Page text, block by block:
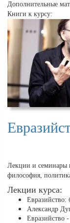
Дополнительные
Книги к курсу:
Лекции и семинары
философия,
Лекции курса:
Евразийство:
Александр
Евразийство